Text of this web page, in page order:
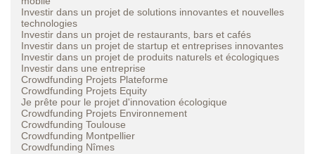
Investir dans un projet de solutions innovantes et nouvelles
technologies
Investir dans un projet de restaurants, bars et cafés
Investir dans un projet de startup et entreprises innovantes
Investir dans un projet de produits naturels et écologiques
Investir dans une entreprise
Crowdfunding Projets Plateforme
Crowdfunding Projets Equity
Je prête pour le projet d'innovation écologique
Crowdfunding Projets Environnement
Crowdfunding Toulouse
Crowdfunding Montpellier
Crowdfunding Nîmes